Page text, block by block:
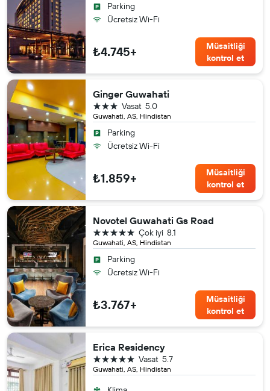
Parking
Ücretsiz Wi-Fi
₺4.745+
Müsaitliği
kontrol et
Ginger Guwahati
Guwahati, AS, Hindistan
5.0
Vasat
3 yıldız
Parking
Ücretsiz Wi-Fi
₺1.859+
Müsaitliği
kontrol et
Novotel Guwahati Gs Road
Guwahati, AS, Hindistan
8.1
Çok iyi
5 yıldız
Parking
Ücretsiz Wi-Fi
₺3.767+
Müsaitliği
kontrol et
Erica Residency
Guwahati, AS, Hindistan
5.7
Vasat
5 yıldız